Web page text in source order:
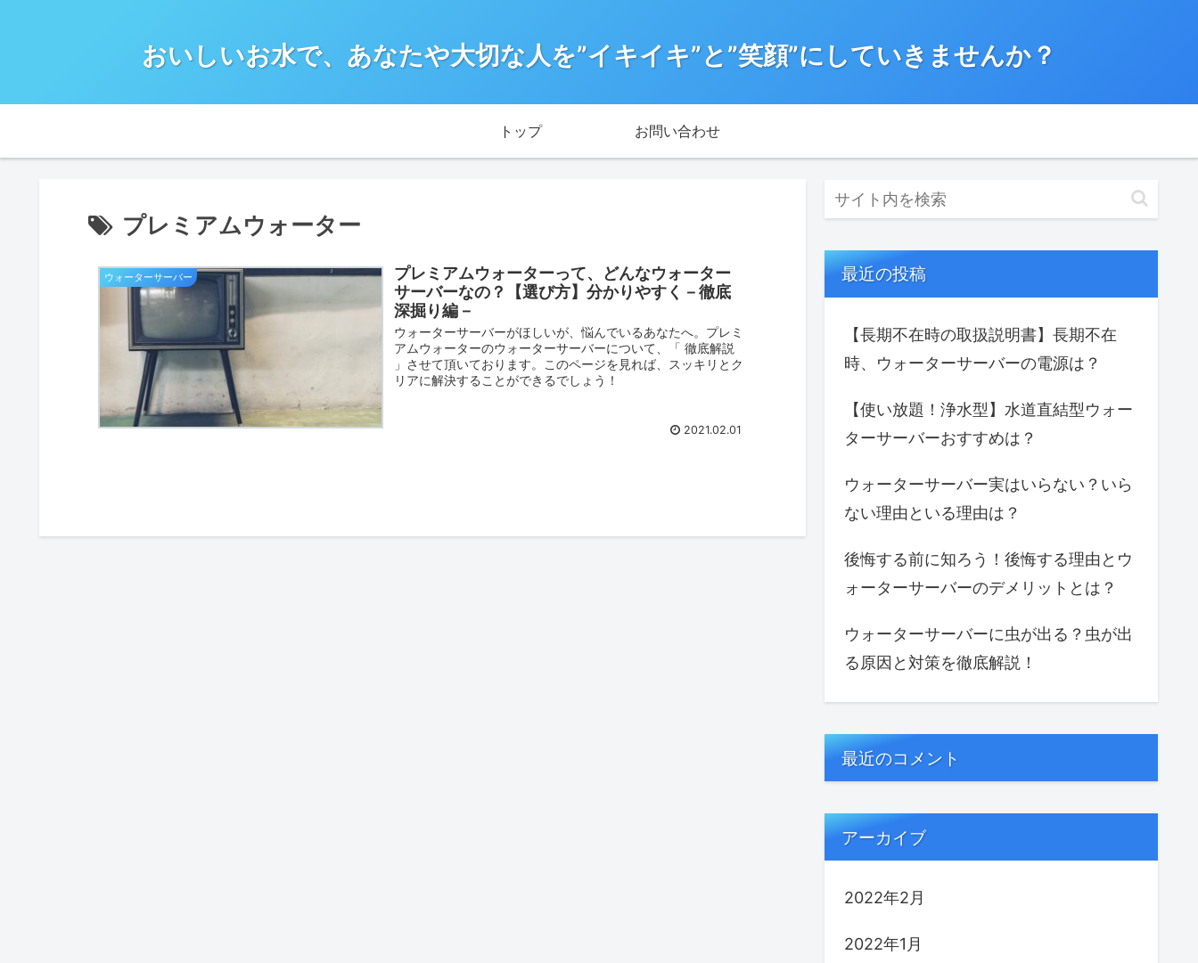
おいしいお水で、あなたや大切な人を”イキイキ”と”笑顔”にしていきませんか？
トップ お問い合わせ
プレミアムウォーター
ウォーターサーバー
プレミアムウォーターって、どんなウォーター
サーバーなの？【選び方】分かりやすく－徹底
深掘り編－
ウォーターサーバーがほしいが、悩んでいるあなたへ。プレミ
アムウォーターのウォーターサーバーについて、「 徹底解説
」させて頂いております。このページを見れば、スッキリとク
リアに解決することができるでしょう！
2021.02.01
最近の投稿
【長期不在時の取扱説明書】長期不在
時、ウォーターサーバーの電源は？
【使い放題！浄水型】水道直結型ウォー
ターサーバーおすすめは？
ウォーターサーバー実はいらない？いら
ない理由といる理由は？
後悔する前に知ろう！後悔する理由とウ
ォーターサーバーのデメリットとは？
ウォーターサーバーに虫が出る？虫が出
る原因と対策を徹底解説！
最近のコメント
アーカイブ
2022年2月
2022年1月